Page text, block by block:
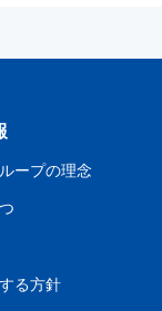
ープの理念
る方針